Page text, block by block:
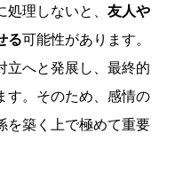
理しないと、 友人や
る可能性があります。
立へと発展し、最終的
す。そのため、感情の
を築く上で極めて重要